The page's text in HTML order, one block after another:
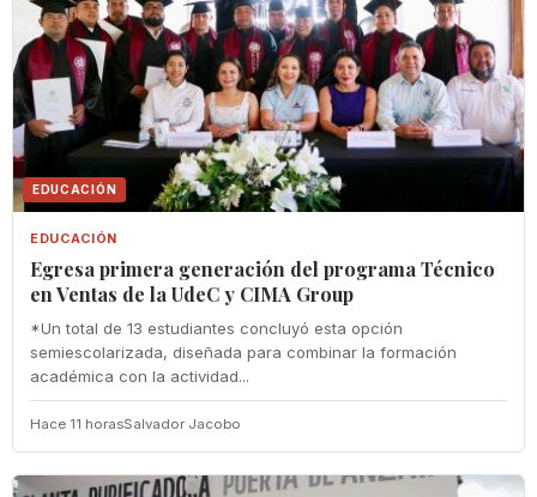
EDUCACIÓN
EDUCACIÓN
Egresa primera generación del programa Técnico
en Ventas de la UdeC y CIMA Group
*Un total de 13 estudiantes concluyó esta opción
semiescolarizada, diseñada para combinar la formación
académica con la actividad...
Hace 11 horasSalvador Jacobo